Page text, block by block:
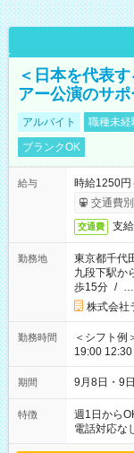
＜日本を代表
アー公演のサ
アルバイト 職種未経
ブランクOK
給与
時給1250円
交通費
交通費 支
勤務地
東京都千代
九段下駅か
歩15分 / …
株式会社
勤務時間
＜シフト例
19:00 12:30～22:00 上記の時間から
時間は変更
期間 9月8日・9日
特徴 週1日から
電話対応な